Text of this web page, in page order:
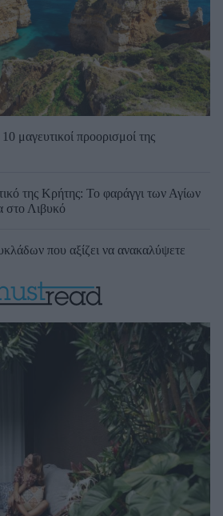
μαγευτικοί προορισμοί της
της Κρήτης: Το φαράγγι των Αγίων
στο Λιβυκό
που αξίζει να ανακαλύψετε